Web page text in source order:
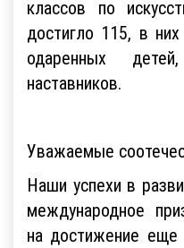
классов по
достигло 115, в
одаренных
наставников.
Уважаемые
Наши успехи в
международное
на достижение